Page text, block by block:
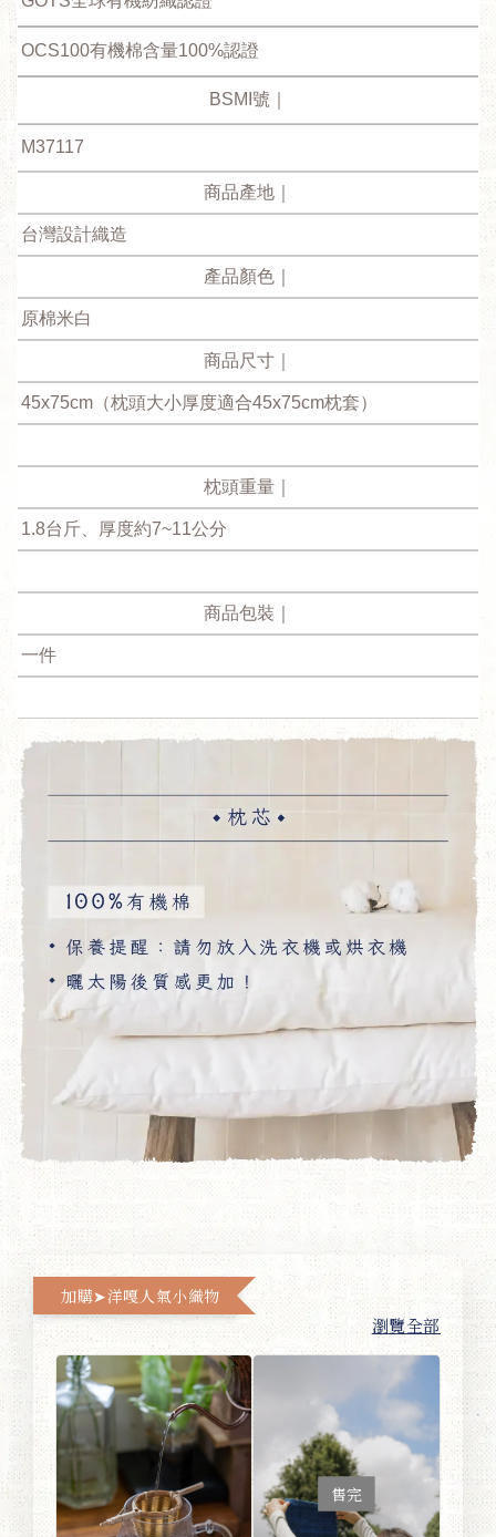
OCS100有機棉含量100%認證
BSMI號｜
M37117
商品產地｜
台灣設計織造
產品顏色｜
原棉米白
商品尺寸｜
45x75cm（枕頭大小厚度適合45x75cm枕套）
枕頭重量｜
1.8台斤、厚度約7~11公分
商品包裝｜
一件
加購➤洋嘎人氣小織物
瀏覽全部
售完